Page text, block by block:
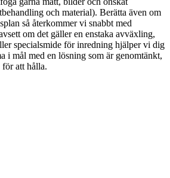
och material). Berätta även om
så återkommer vi snabbt med
om det gäller en enstaka avväxling,
specialsmide för inredning hjälper vi dig
i mål med en lösning som är genomtänkt,
för att hålla.